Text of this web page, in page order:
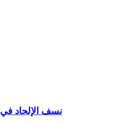
نسف الإلحاد في 5 دقائق - م/ علاء حامد